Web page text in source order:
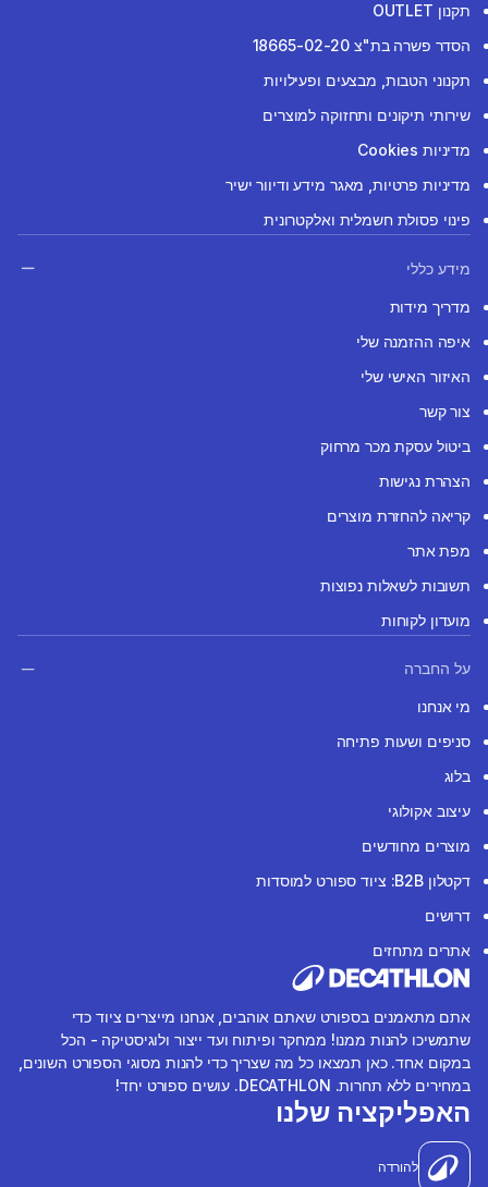
תקנון OUTLET
הסדר פשרה בת"צ 18665-02-20
תקנוני הטבות, מבצעים ופעילויות
שירותי תיקונים ותחזוקה למוצרים
מדיניות Cookies
מדיניות פרטיות, מאגר מידע ודיוור ישיר
פינוי פסולת חשמלית ואלקטרונית
מידע כללי
מדריך מידות
איפה ההזמנה שלי
האיזור האישי שלי
צור קשר
ביטול עסקת מכר מרחוק
הצהרת נגישות
קריאה להחזרת מוצרים
מפת אתר
תשובות לשאלות נפוצות
מועדון לקוחות
על החברה
מי אנחנו
סניפים ושעות פתיחה
בלוג
עיצוב אקולוגי
מוצרים מחודשים
דקטלון B2B: ציוד ספורט למוסדות
דרושים
אתרים מתחזים
אתם מתאמנים בספורט שאתם אוהבים, אנחנו מייצרים ציוד כדי
שתמשיכו להנות ממנו! ממחקר ופיתוח ועד ייצור ולוגיסטיקה - הכל
במקום אחד. כאן תמצאו כל מה שצריך כדי להנות מסוגי הספורט השונים,
במחירים ללא תחרות. DECATHLON. עושים ספורט יחד!
האפליקציה שלנו
להורדה